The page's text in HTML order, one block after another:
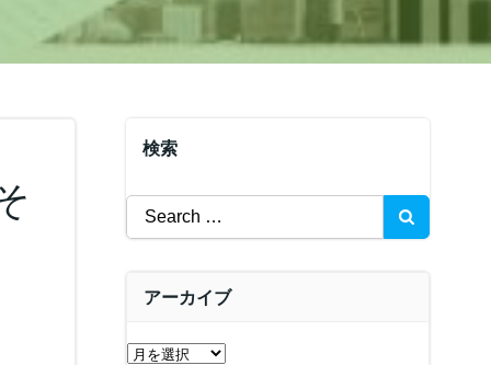
検索
Search
for:
アーカイブ
ア